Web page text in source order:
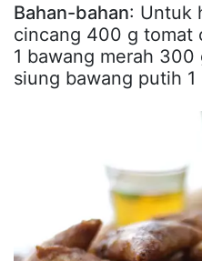
Bahan-bahan: Untuk
cincang 400 g tomat
1 bawang merah
siung bawang putih